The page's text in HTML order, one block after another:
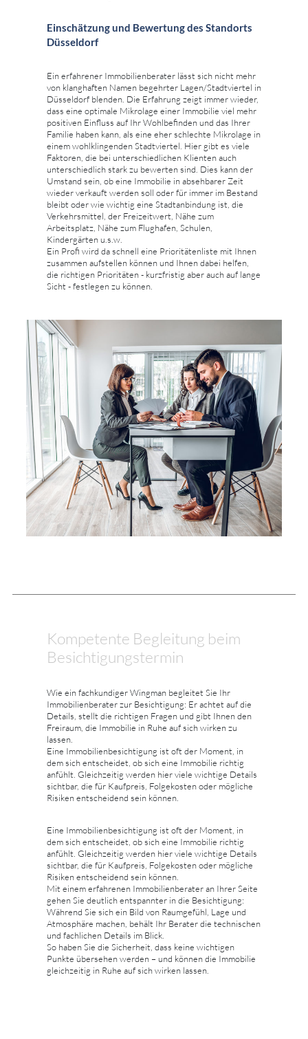
Einschätzung und Bewertung des Standorts
Düsseldorf
Ein erfahrener Immobilienberater lässt sich nicht mehr
von klanghaften Namen begehrter Lagen/Stadtviertel in
Düsseldorf blenden. Die Erfahrung zeigt immer wieder,
dass eine optimale Mikrolage einer Immobilie viel mehr
positiven Einfluss auf Ihr Wohlbefinden und das Ihrer
Familie haben kann, als eine eher schlechte Mikrolage in
einem wohlklingenden Stadtviertel. Hier gibt es viele
Faktoren, die bei unterschiedlichen Klienten auch
unterschiedlich stark zu bewerten sind. Dies kann der
Umstand sein, ob eine Immobilie in absehbarer Zeit
wieder verkauft werden soll oder für immer im Bestand
bleibt oder wie wichtig eine Stadtanbindung ist, die
Verkehrsmittel, der Freizeitwert, Nähe zum
Arbeitsplatz, Nähe zum Flughafen, Schulen,
Kindergärten u.s.w.
Ein Profi wird da schnell eine Prioritätenliste mit Ihnen
zusammen aufstellen können und Ihnen dabei helfen,
die richtigen Prioritäten - kurzfristig aber auch auf lange
Sicht - festlegen zu können.
Kompetente Begleitung beim
Besichtigungstermin
Wie ein fachkundiger Wingman begleitet Sie Ihr
Immobilienberater zur Besichtigung: Er achtet auf die
Details, stellt die richtigen Fragen und gibt Ihnen den
Freiraum, die Immobilie in Ruhe auf sich wirken zu
lassen.
Eine Immobilienbesichtigung ist oft der Moment, in
dem sich entscheidet, ob sich eine Immobilie richtig
anfühlt. Gleichzeitig werden hier viele wichtige Details
sichtbar, die für Kaufpreis, Folgekosten oder mögliche
Risiken entscheidend sein können.
Eine Immobilienbesichtigung ist oft der Moment, in
dem sich entscheidet, ob sich eine Immobilie richtig
anfühlt. Gleichzeitig werden hier viele wichtige Details
sichtbar, die für Kaufpreis, Folgekosten oder mögliche
Risiken entscheidend sein können.
Mit einem erfahrenen Immobilienberater an Ihrer Seite
gehen Sie deutlich entspannter in die Besichtigung:
Während Sie sich ein Bild von Raumgefühl, Lage und
Atmosphäre machen, behält Ihr Berater die technischen
und fachlichen Details im Blick.
So haben Sie die Sicherheit, dass keine wichtigen
Punkte übersehen werden – und können die Immobilie
gleichzeitig in Ruhe auf sich wirken lassen.